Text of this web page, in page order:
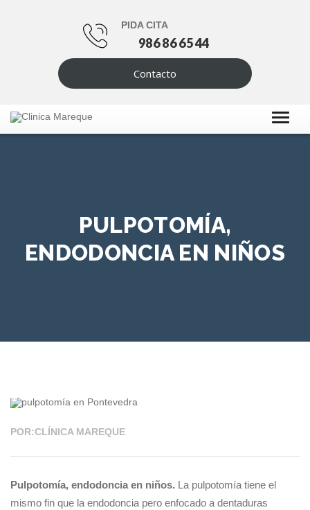
PIDA CITA
986 86 65 44
Contacto
PULPOTOMÍA,
ENDODONCIA EN NIÑOS
POR:CLÍNICA MAREQUE
Pulpotomía, endodoncia en niños. La pulpotomía tiene el
mismo fin que la endodoncia pero enfocado a dentaduras